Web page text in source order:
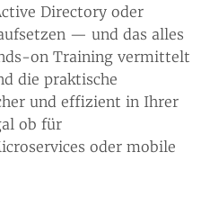
Directory oder
— und das alles
on Training vermittelt
die praktische
und effizient in Ihrer
ob für
oder mobile